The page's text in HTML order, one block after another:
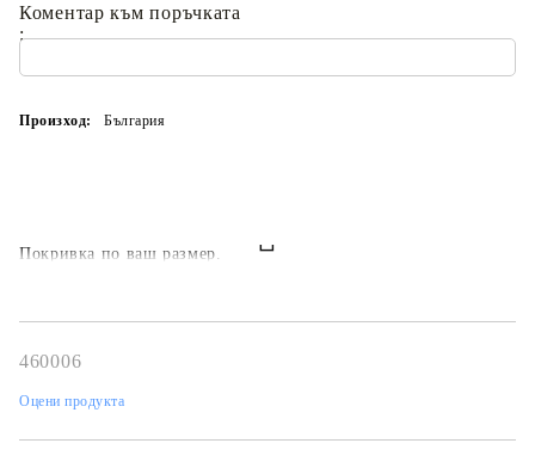
Покривка по ваш размер.
Коментар към поръчката
:
Произход: България
460006
Оцени продукта